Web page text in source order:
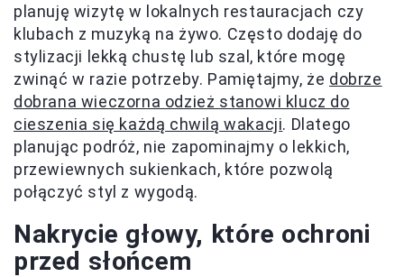
planuję wizytę w lokalnych restauracjach czy
klubach z muzyką na żywo. Często dodaję do
stylizacji lekką chustę lub szal, które mogę
zwinąć w razie potrzeby. Pamiętajmy, że dobrze
dobrana wieczorna odzież stanowi klucz do
cieszenia się każdą chwilą wakacji. Dlatego
planując podróż, nie zapominajmy o lekkich,
przewiewnych sukienkach, które pozwolą
połączyć styl z wygodą.
Nakrycie głowy, które ochroni
przed słońcem